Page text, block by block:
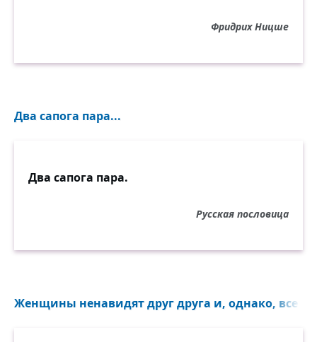
Фридрих Ницше
Два сапога пара...
Два сапога пара.
Русская пословица
Женщины ненавидят друг друга и, однако, все